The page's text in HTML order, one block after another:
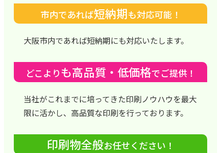
市内であれば短納期も対応可能！
大阪市内であれば短納期にも対応いたします。
どこよりも高品質・低価格でご提供！
当社がこれまでに培ってきた印刷ノウハウを最大
限に活かし、高品質な印刷を行っております。
印刷物全般お任せください！